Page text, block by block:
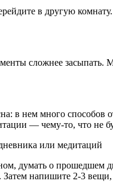
в другую
сложнее засыпать.
в нем много
— чему-то, что не
или медитаций
думать о прошедшем
напишите 2-3